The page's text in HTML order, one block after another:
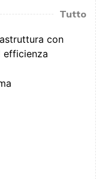
Tutto
con
efficienza